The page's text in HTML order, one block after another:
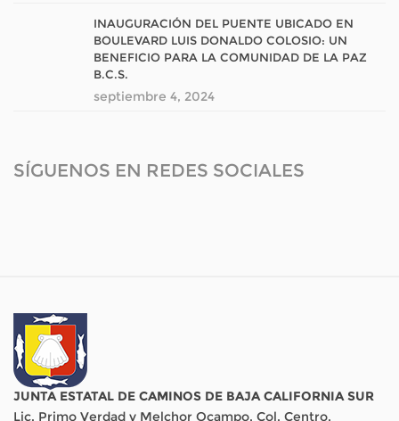
INAUGURACIÓN DEL PUENTE UBICADO EN
BOULEVARD LUIS DONALDO COLOSIO: UN
BENEFICIO PARA LA COMUNIDAD DE LA PAZ
B.C.S.
septiembre 4, 2024
SÍGUENOS EN REDES SOCIALES
JUNTA ESTATAL DE CAMINOS DE BAJA CALIFORNIA SUR
Lic. Primo Verdad y Melchor Ocampo, Col. Centro,